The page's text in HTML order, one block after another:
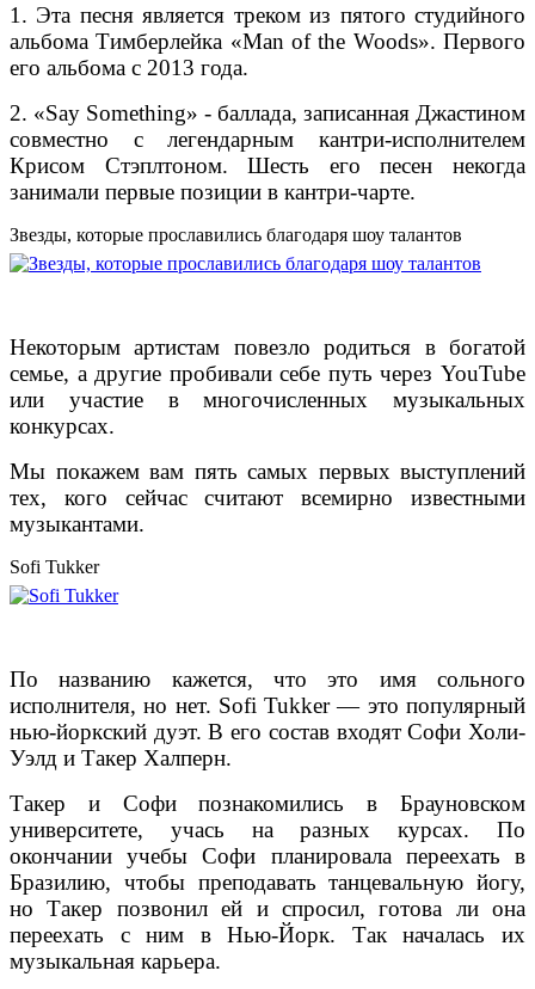
1. Эта песня является треком из пятого студийного
альбома Тимберлейка «Man of the Woods». Первого
его альбома с 2013 года.
2. «Say Something» - баллада, записанная Джастином
совместно с легендарным кантри-исполнителем
Крисом Стэплтоном. Шесть его песен некогда
занимали первые позиции в кантри-чарте.
Звезды, которые прославились благодаря шоу талантов
Некоторым артистам повезло родиться в богатой
семье, а другие пробивали себе путь через YouTube
или участие в многочисленных музыкальных
конкурсах.
Мы покажем вам пять самых первых выступлений
тех, кого сейчас считают всемирно известными
музыкантами.
Sofi Tukker
По названию кажется, что это имя сольного
исполнителя, но нет. Sofi Tukker — это популярный
нью-йоркский дуэт. В его состав входят Софи Холи-
Уэлд и Такер Халперн.
Такер и Софи познакомились в Брауновском
университете, учась на разных курсах. По
окончании учебы Софи планировала переехать в
Бразилию, чтобы преподавать танцевальную йогу,
но Такер позвонил ей и спросил, готова ли она
переехать с ним в Нью-Йорк. Так началась их
музыкальная карьера.